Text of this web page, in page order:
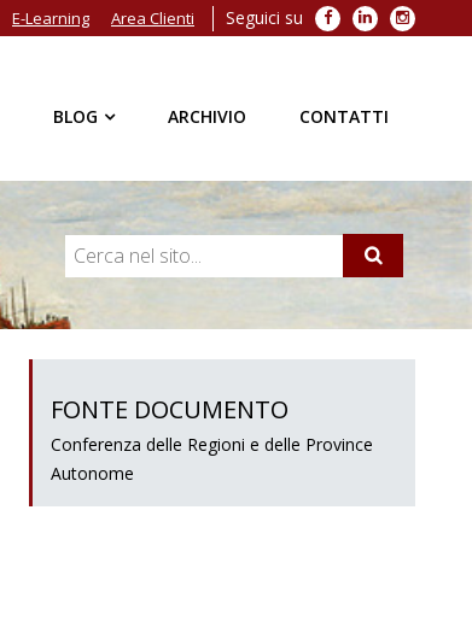
Seguici su Facebook
LinkedIn
E-Learning Area Clienti
BLOG ARCHIVIO CONTATTI
FONTE DOCUMENTO
Conferenza delle Regioni e delle Province
Autonome